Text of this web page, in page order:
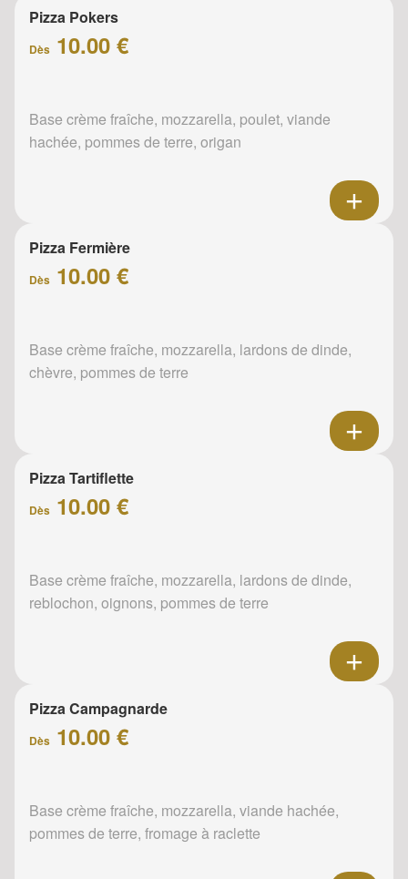
Pizza Pokers
Dès 10.00 €
Base crème fraîche, mozzarella, poulet, viande
hachée, pommes de terre, origan
Pizza Fermière
Dès 10.00 €
Base crème fraîche, mozzarella, lardons de dinde,
chèvre, pommes de terre
Pizza Tartiflette
Dès 10.00 €
Base crème fraîche, mozzarella, lardons de dinde,
reblochon, oignons, pommes de terre
Pizza Campagnarde
Dès 10.00 €
Base crème fraîche, mozzarella, viande hachée,
pommes de terre, fromage à raclette